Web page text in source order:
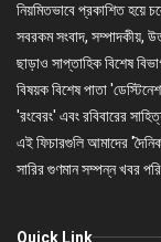
নিয়মিতভাবে প্রকাশিত হয়ে
সবরকম সংবাদ, সম্পাদকীয়,
ছাড়াও সাপ্তাহিক বিশেষ
বিষয়ক বিশেষ পাতা
'রংবেরং' এবং রবিবারের
এই ফিচারগুলি আমাদের
সারির গুণমান সম্পন্ন খবর
Quick Link